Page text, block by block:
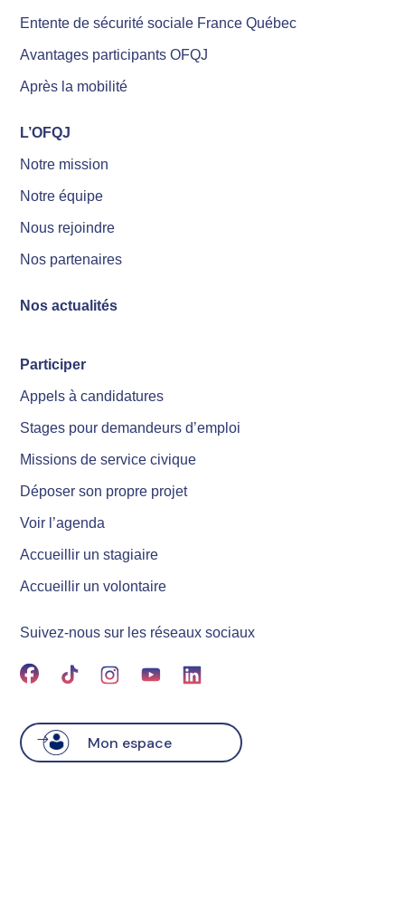
Entente de sécurité sociale France Québec
Avantages participants OFQJ
Après la mobilité
L’OFQJ
Notre mission
Notre équipe
Nous rejoindre
Nos partenaires
Nos actualités
Participer
Appels à candidatures
Stages pour demandeurs d’emploi
Missions de service civique
Déposer son propre projet
Voir l’agenda
Accueillir un stagiaire
Accueillir un volontaire
Suivez-nous sur les réseaux sociaux
Mon espace